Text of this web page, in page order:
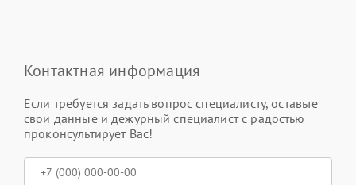
Контактная информация
Если требуется задать вопрос специалисту, оставьте
свои данные и дежурный специалист с радостью
проконсультирует Вас!